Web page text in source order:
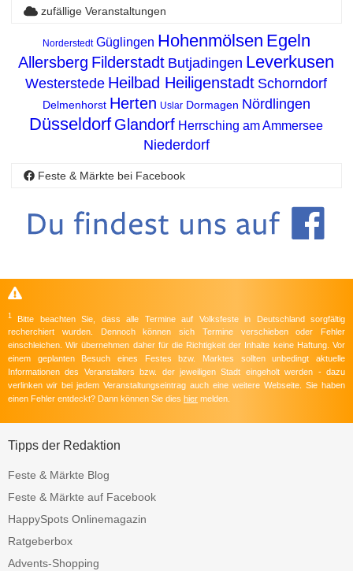
zufällige Veranstaltungen
Norderstedt Güglingen Hohenmölsen Egeln
Allersberg Filderstadt Butjadingen Leverkusen
Westerstede Heilbad Heiligenstadt Schorndorf
Delmenhorst Herten Uslar Dormagen Nördlingen
Düsseldorf Glandorf Herrsching am Ammersee
Niederdorf
Feste & Märkte bei Facebook
1
Bitte beachten Sie, dass alle Termine auf Volksfeste in Deutschland sorgfältig
recherchiert wurden. Dennoch können sich Termine verschieben oder Fehler
einschleichen. Wir übernehmen daher für die Richtigkeit der Inhalte keine Haftung. Vor
einem geplanten Besuch eines Festes bzw. Marktes sollten unbedingt aktuelle
Informationen des Veranstalters bzw. der jeweiligen Stadt eingeholt werden - dazu
verlinken wir bei jedem Veranstaltungseintrag auch eine weitere Webseite. Sie haben
einen Fehler entdeckt? Dann können Sie dies hier melden.
Tipps der Redaktion
Feste & Märkte Blog
Feste & Märkte auf Facebook
HappySpots Onlinemagazin
Ratgeberbox
Advents-Shopping